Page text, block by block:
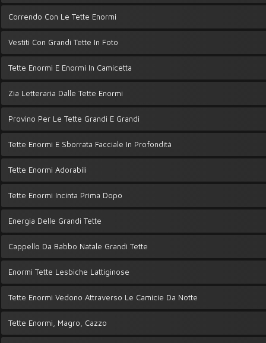
Correndo Con Le Tette Enormi
Vestiti Con Grandi Tette In Foto
Tette Enormi E Enormi In Camicetta
Zia Letteraria Dalle Tette Enormi
Provino Per Le Tette Grandi E Grandi
Tette Enormi E Sborrata Facciale In Profondità
Tette Enormi Adorabili
Tette Enormi Incinta Prima Dopo
Energia Delle Grandi Tette
Cappello Da Babbo Natale Grandi Tette
Enormi Tette Lesbiche Lattiginose
Tette Enormi Vedono Attraverso Le Camicie Da Notte
Tette Enormi, Magro, Cazzo